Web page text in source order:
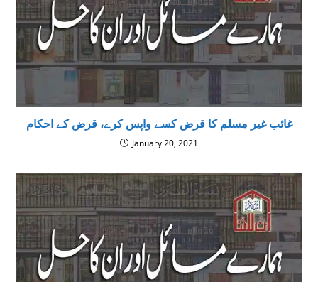
غائب غیر مسلم کا قرض کسے واپس کرے، قرض کے احکام
January 20, 2021